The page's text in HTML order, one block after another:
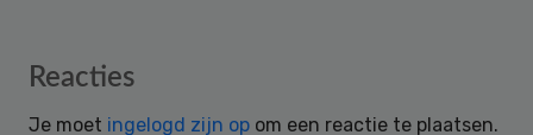
Reader
Reacties
Je moet ingelogd zijn op om een reactie te plaatsen.